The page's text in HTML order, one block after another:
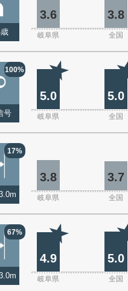
3.6 3.8
岐阜県 全国
100%
号
5.0 5.0
岐阜県 全国
17%
3.8 3.7
岐阜県 全国
67%
4.9 5.0
岐阜県 全国